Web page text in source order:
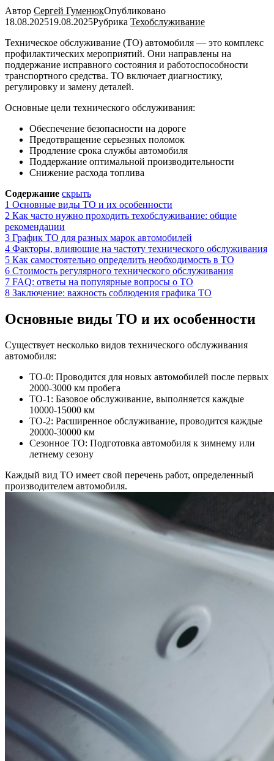
Автор Сергей ГуменюкОпубликовано
18.08.202519.08.2025Рубрика Техобслуживание
Техническое обслуживание (ТО) автомобиля — это комплекс
профилактических мероприятий. Они направлены на
поддержание исправного состояния и работоспособности
транспортного средства. ТО включает диагностику,
регулировку и замену деталей.
Основные цели технического обслуживания:
Обеспечение безопасности на дороге
Предотвращение серьезных поломок
Продление срока службы автомобиля
Поддержание оптимальной производительности
Снижение расхода топлива
Содержание скрыть
1 Основные виды ТО и их особенности
2 Как часто нужно проходить техобслуживание: общие
рекомендации
3 График ТО для разных марок автомобилей
4 Факторы, влияющие на частоту технического обслуживания
5 Как самостоятельно определить необходимость в ТО
6 Стоимость регулярного технического обслуживания
7 FAQ: ответы на популярные вопросы о ТО
8 Заключение: важность соблюдения графика ТО
Основные виды ТО и их особенности
Существует несколько видов технического обслуживания
автомобиля:
ТО-0: Проводится для новых автомобилей после первых
2000-3000 км пробега
ТО-1: Базовое обслуживание, выполняется каждые
10000-15000 км
ТО-2: Расширенное обслуживание, проводится каждые
20000-30000 км
Сезонное ТО: Подготовка автомобиля к зимнему или
летнему сезону
Каждый вид ТО имеет свой перечень работ, определенный
производителем автомобиля.